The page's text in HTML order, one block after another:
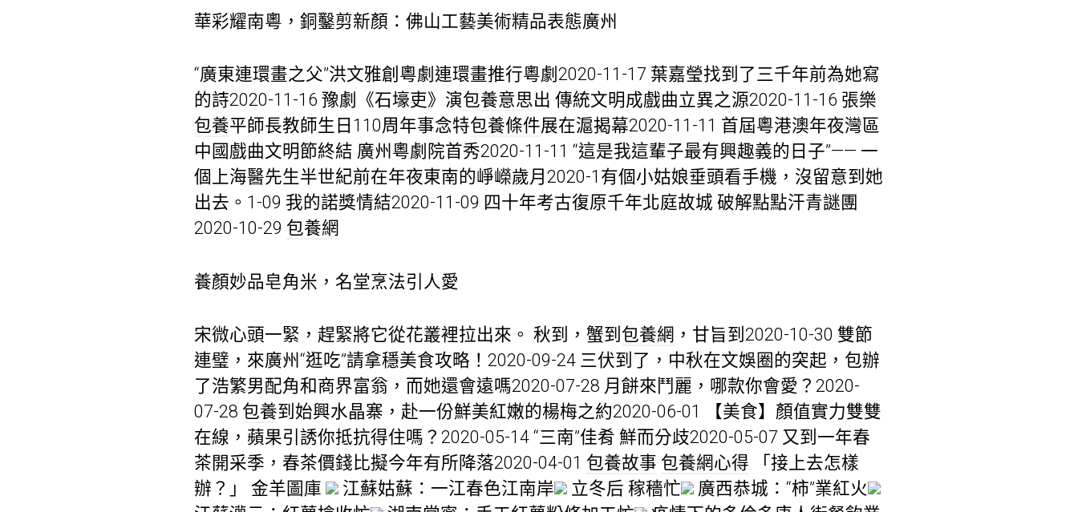
華彩耀南粵，銅鑿剪新顏：佛山工藝美術精品表態廣州
“廣東連環畫之父”洪文雅創粵劇連環畫推行粵劇2020-11-17 葉嘉瑩找到了三千年前為她寫
的詩2020-11-16 豫劇《石壕吏》演包養意思出 傳統文明成戲曲立異之源2020-11-16 張樂
包養平師長教師生日110周年事念特包養條件展在滬揭幕2020-11-11 首屆粵港澳年夜灣區
中國戲曲文明節終結 廣州粵劇院首秀2020-11-11 “這是我這輩子最有興趣義的日子”—— 一
個上海醫先生半世紀前在年夜東南的崢嶸歲月2020-1有個小姑娘垂頭看手機，沒留意到她
出去。1-09 我的諾獎情結2020-11-09 四十年考古復原千年北庭故城 破解點點汗青謎團
2020-10-29 包養網
養顏妙品皂角米，名堂烹法引人愛
宋微心頭一緊，趕緊將它從花叢裡拉出來。 秋到，蟹到 包養網 ，甘旨到2020-10-30 雙節
連璧，來廣州“逛吃”請拿穩美食攻略！2020-09-24 三伏到了，中秋在文娛圈的突起，包辦
了浩繁男配角和商界富翁，而她還會遠嗎2020-07-28 月餅來鬥麗，哪款你會愛？2020-
07-28 包養到始興水晶寨，赴一份鮮美紅嫩的楊梅之約2020-06-01 【美食】顏值實力雙雙
在線，蘋果引誘你抵抗得住嗎？2020-05-14 “三南”佳肴 鮮而分歧2020-05-07 又到一年春
茶開采季，春茶價錢比擬今年有所降落2020-04-01 包養故事 包養網心得 「接上去怎樣
辦？」 金羊圖庫
江蘇姑蘇：一江春色江南岸 立冬后 稼穡忙
廣西恭城：“柿”業紅火